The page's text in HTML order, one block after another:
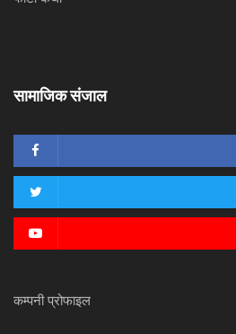
सामाजिक संजाल
कम्पनी प्रोफाइल